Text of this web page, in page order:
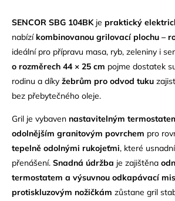
SENCOR SBG 104BKje praktický
nabízí kombinovanou grilovací plochu –
ideální pro přípravu masa, ryb, zeleniny i
o rozměrech 44 × 25 cm pojme dostatek
rodinu a díky žebrům pro odvod tuku
bez přebytečného oleje.
Gril je vybaven nastavitelným
odolnějším granitovým povrchem pro
tepelně odolnými rukojeťmi, které
přenášení. Snadná údržba je zajištěna
termostatem a výsuvnou odkapávací
protiskluzovým nožičkám zůstane gril